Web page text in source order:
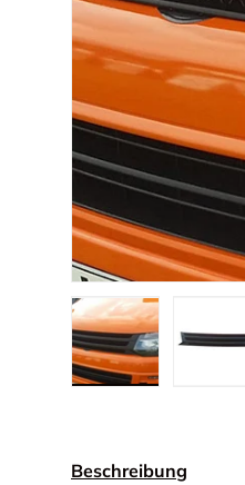
Beschreibung